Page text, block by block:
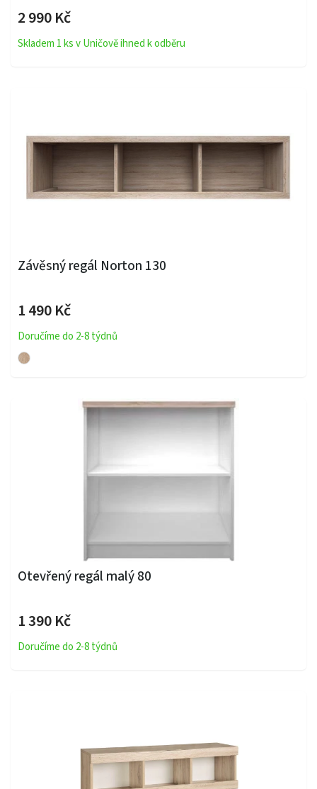
2 990 Kč
Skladem 1 ks v Uničově ihned k odběru
Závěsný regál Norton 130
1 490 Kč
Doručíme do 2-8 týdnů
Otevřený regál malý 80
1 390 Kč
Doručíme do 2-8 týdnů